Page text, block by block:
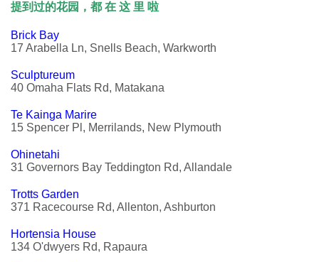
提到过的花园，都 在 这 里 啦
Brick Bay
17 Arabella Ln, Snells Beach, Warkworth
Sculptureum
40 Omaha Flats Rd, Matakana
Te Kainga Marire
15 Spencer Pl, Merrilands, New Plymouth
Ohinetahi
31 Governors Bay Teddington Rd, Allandale
Trotts Garden
371 Racecourse Rd, Allenton, Ashburton
Hortensia House
134 O'dwyers Rd, Rapaura